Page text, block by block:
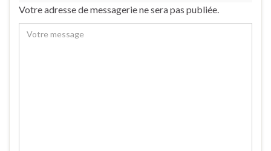
Votre adresse de messagerie ne sera pas publiée.